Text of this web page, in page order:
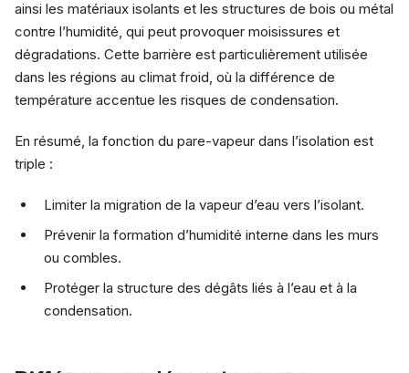
ainsi les matériaux isolants et les structures de bois ou métal
contre l’humidité, qui peut provoquer moisissures et
dégradations. Cette barrière est particulièrement utilisée
dans les régions au climat froid, où la différence de
température accentue les risques de condensation.
En résumé, la fonction du pare-vapeur dans l’isolation est
triple :
Limiter la migration de la vapeur d’eau vers l’isolant.
Prévenir la formation d’humidité interne dans les murs
ou combles.
Protéger la structure des dégâts liés à l’eau et à la
condensation.